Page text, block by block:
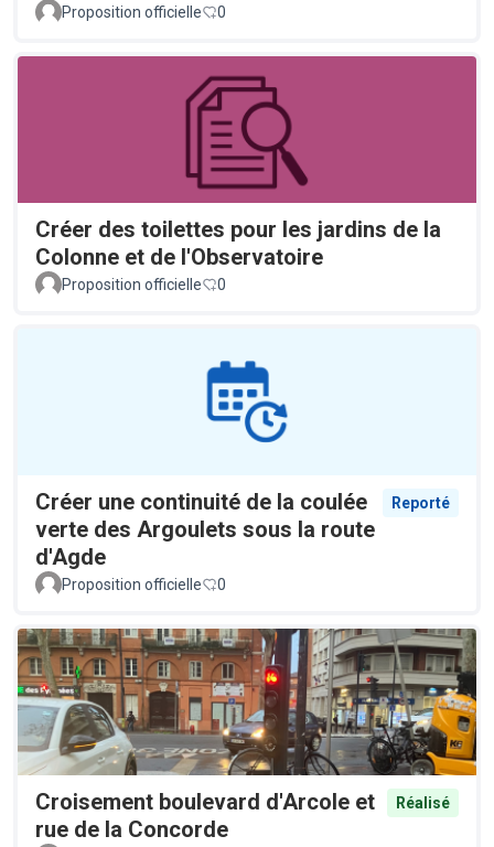
Proposition officielle 0
Créer des toilettes pour les jardins de la
Colonne et de l'Observatoire
Proposition officielle 0
Créer une continuité de la coulée
verte des Argoulets sous la route
d'Agde
Reporté
Proposition officielle 0
Croisement boulevard d'Arcole et
rue de la Concorde
Réalisé